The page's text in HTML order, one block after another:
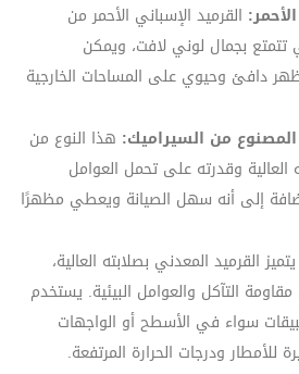
القرميد الإسباني الأحمر من
تتمتع بجمال لوني لافت، ويمكن
دافئ وحيوي على المساحات الخارجية
المصنوع من السيراميك: هذا النوع من
العالية وقدرته على تحمل العوامل
إضافة إلى أنه سهل الصيانة ويعطي مظهرًا
يتميز القرميد المعدني بصلابته العالية،
التآكل والعوامل البيئية. يستخدم
سواء في الأسطح أو الواجهات
للأمطار ودرجات الحرارة المرتفعة.